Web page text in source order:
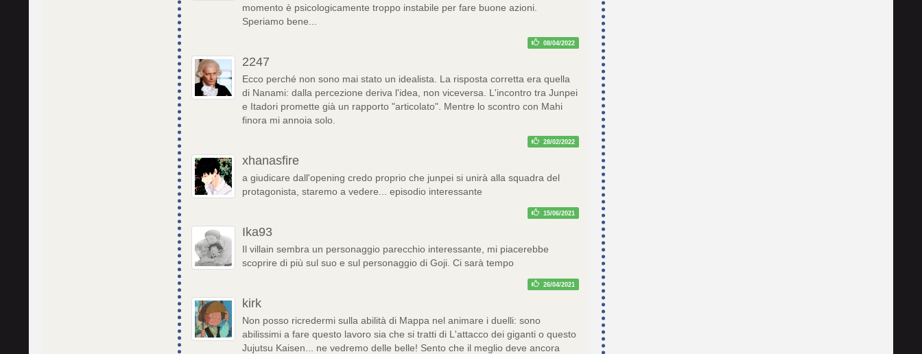
momento è psicologicamente troppo instabile per fare buone azioni.
Speriamo bene...
08/04/2022
2247
Ecco perché non sono mai stato un idealista. La risposta corretta era quella
di Nanami: dalla percezione deriva l'idea, non viceversa. L'incontro tra Junpei
e Itadori promette già un rapporto "articolato". Mentre lo scontro con Mahi
finora mi annoia solo.
28/02/2022
xhanasfire
a giudicare dall'opening credo proprio che junpei si unirà alla squadra del
protagonista, staremo a vedere... episodio interessante
15/06/2021
Ika93
Il villain sembra un personaggio parecchio interessante, mi piacerebbe
scoprire di più sul suo e sul personaggio di Goji. Ci sarà tempo
26/04/2021
kirk
Non posso ricredermi sulla abilità di Mappa nel animare i duelli: sono
abilissimi a fare questo lavoro sia che si tratti di L'attacco dei giganti o questo
Jujutsu Kaisen... ne vedremo delle belle! Sento che il meglio deve ancora